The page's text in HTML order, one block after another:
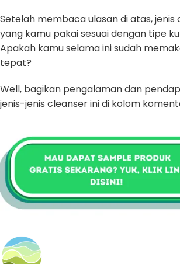
Setelah membaca ulasan di atas, jenis
yang kamu pakai sesuai dengan tipe
Apakah kamu selama ini sudah
tepat?
Well, bagikan pengalaman dan
jenis-jenis cleanser ini di kolom